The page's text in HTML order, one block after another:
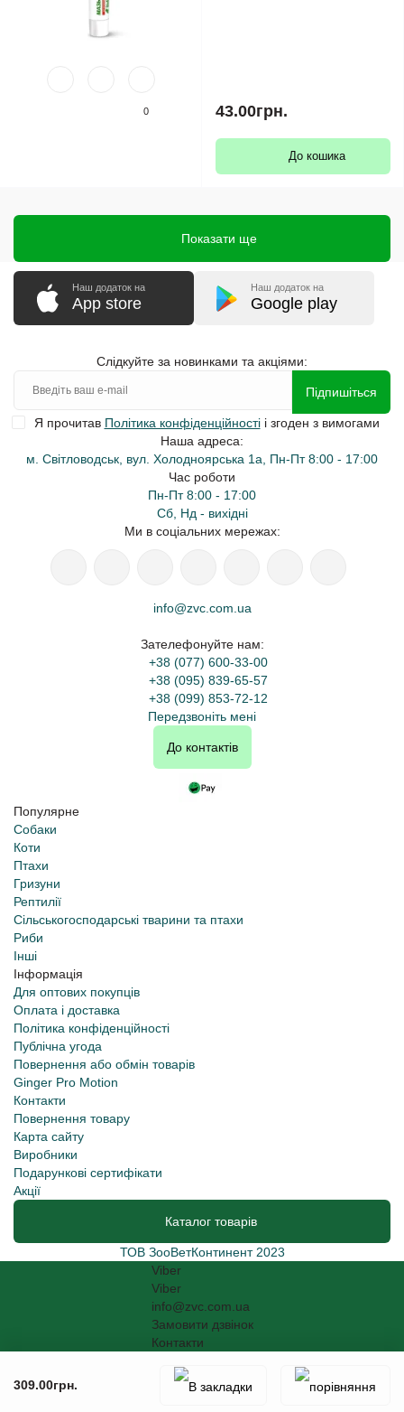
309.00грн.
0 43.00грн.
До кошика
Показати ще
Наш додаток на
App store
Наш додаток на
Google play
Слідкуйте за новинками та акціями:
Підпишіться
Я прочитав Політика конфіденційностіі згоден з вимогами
Наша адреса:
м. Світловодськ, вул. Холодноярська 1а, Пн-Пт 8:00 - 17:00
Час роботи
Пн-Пт 8:00 - 17:00
Сб, Нд - вихідні
Ми в соціальних мережах:
info@zvc.com.ua
Зателефонуйте нам:
+38 (077) 600-33-00
+38 (095) 839-65-57
+38 (099) 853-72-12
Передзвоніть мені
До контактів
Популярне
Собаки
Коти
Птахи
Гризуни
Рептилії
Сільськогосподарські тварини та птахи
Риби
Інші
Інформація
Для оптових покупців
Оплата і доставка
Політика конфіденційності
Публічна угода
Повернення або обмін товарів
Ginger Pro Motion
Контакти
Повернення товару
Карта сайту
Виробники
Подарункові сертифікати
Акції
Каталог товарів
ТОВ ЗооВетКонтинент 2023
Viber
Viber
info@zvc.com.ua
Замовити дзвінок
Контакти